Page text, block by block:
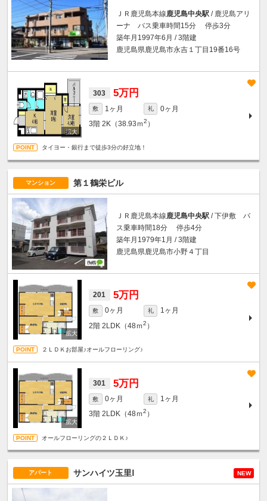
ＪＲ鹿児島本線鹿児島中央駅 / 鹿児島アリ
ーナ バス乗車時間15分 停歩3分
築年月1997年6月 / 3階建
鹿児島県鹿児島市永吉１丁目19番16号
303 5万円
敷 1ヶ月 礼
0ヶ月
3階 2K（38.93ｍ2 ）
タイヨー・銀行まで徒歩3分の好立地！
マンション 第１鶴栄ビル
ＪＲ鹿児島本線鹿児島中央駅 / 下伊敷 バ
ス乗車時間18分 停歩4分
築年月1979年1月 / 3階建
鹿児島県鹿児島市小野４丁目
201 5万円
敷 0ヶ月 礼
1ヶ月
2階 2LDK（48ｍ2 ）
２ＬＤＫお部屋♪オールフローリング♪
301 5万円
敷 0ヶ月 礼
1ヶ月
3階 2LDK（48ｍ2 ）
オールフローリングの２ＬＤＫ♪
アパート サンハイツ玉里Ⅰ NEW